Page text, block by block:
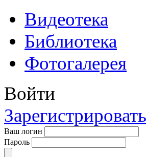
Видеотека
Библиотека
Фотогалерея
Войти
Ваш логин
Пароль